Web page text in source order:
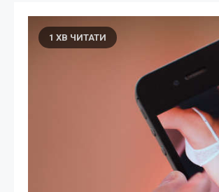
1 ХВ ЧИТАТИ